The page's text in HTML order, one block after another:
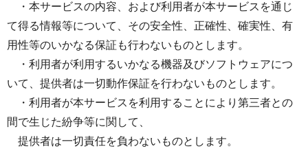
・本サービスの内容、および利用者が本サービスを通じ
て得る情報等について、その安全性、正確性、確実性、有
用性等のいかなる保証も行わないものとします。
・利用者が利用するいかなる機器及びソフトウェアにつ
いて、提供者は一切動作保証を行わないものとします。
・利用者が本サービスを利用することにより第三者との
間で生じた紛争等に関して、
提供者は一切責任を負わないものとします。